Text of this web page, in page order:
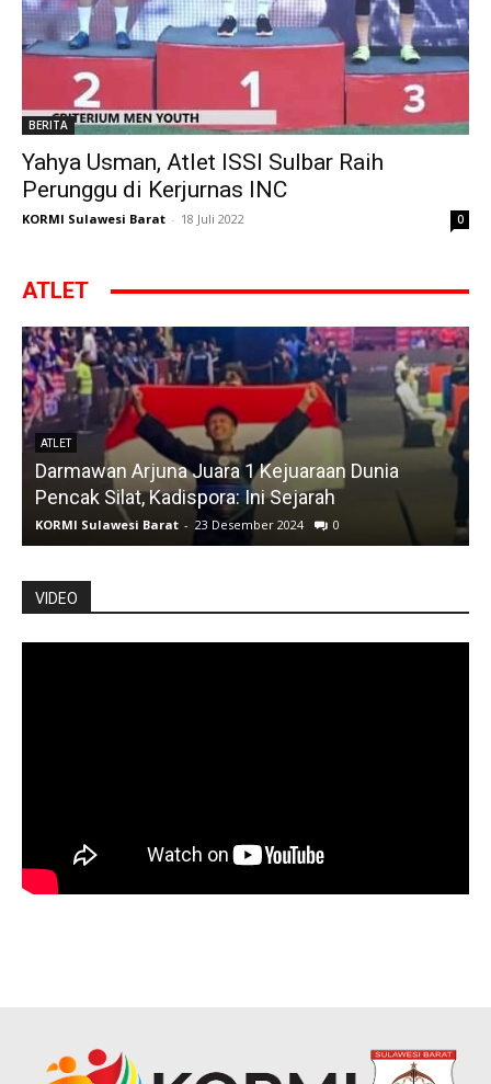
BERITA
Yahya Usman, Atlet ISSI Sulbar Raih
Perunggu di Kerjurnas INC
KORMI Sulawesi Barat - 18 Juli 2022 0
ATLET
ATLET
Darmawan Arjuna Juara 1 Kejuaraan Dunia
Pencak Silat, Kadispora: Ini Sejarah
KORMI Sulawesi Barat - 23 Desember 2024 0
VIDEO